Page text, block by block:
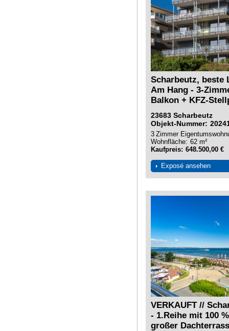
Scharbeutz, beste
Am Hang - 3-
Balkon + KFZ-
23683 Scharbeutz
Objekt-Nummer
Zimmer
3
Wohnfläche 62 m²
Kaufpreis 648.500,00 €
Exposé ansehen
VERKAUFT //
- 1.Reihe mit 100
großer